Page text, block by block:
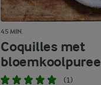
45 MIN.
Coquilles met
bloemkoolpuree
(1)